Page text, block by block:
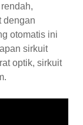
dengan
otomatis ini
sirkuit
optik, sirkuit